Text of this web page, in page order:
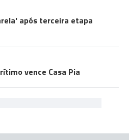
após terceira etapa
vence Casa Pia